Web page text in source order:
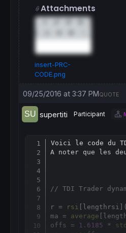
Attachments
insert-PRC-
CODE.png
09/25/2016 at 3:37 PMQUOTE
supertiti Participant
Voici le code du
A noter que les
// TDI Trader
r = rsi [ lengthrsi](
ma = average [
offs = 1.6185 * std